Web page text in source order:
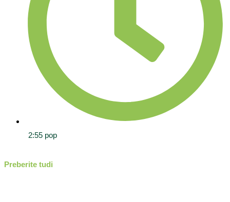
2:55 pop
Preberite tudi